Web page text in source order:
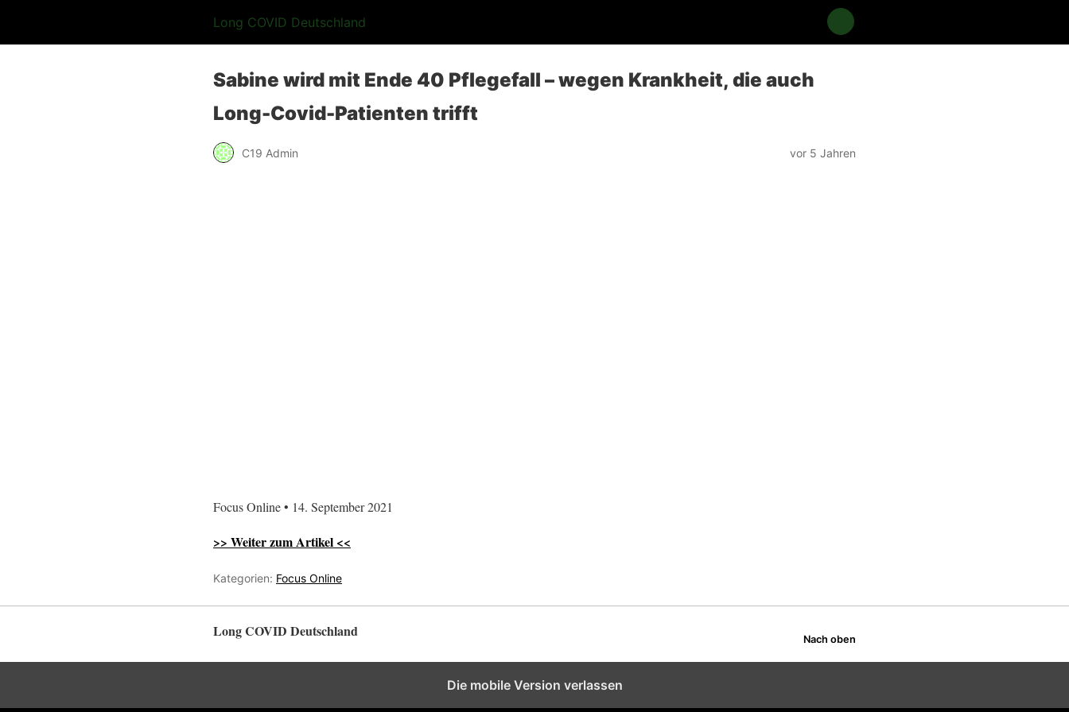
Long COVID Deutschland
Sabine wird mit Ende 40 Pflegefall – wegen Krankheit, die auch
Long-Covid-Patienten trifft
C19 Admin vor 5 Jahren
Focus Online • 14. September 2021
>> Weiter zum Artikel <<
Kategorien: Focus Online
Long COVID Deutschland Nach oben
Die mobile Version verlassen